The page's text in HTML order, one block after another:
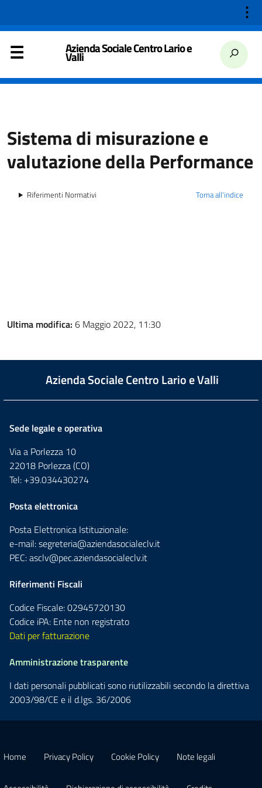
⋮
Azienda Sociale Centro Lario e
Valli
Sistema di misurazione e
valutazione della Performance
Torna all'indice
Riferimenti Normativi
Ultima modifica: 6 Maggio 2022, 11:30
Azienda Sociale Centro Lario e Valli
Sede legale e operativa
Via a Porlezza 10
22018 Porlezza (CO)
Tel: +39.034430274
Posta elettronica
Posta Elettronica Istituzionale:
e-mail:segreteria@aziendasocialeclv.it
PEC:asclv@pec.aziendasocialeclv.it
Riferimenti Fiscali
Codice Fiscale: 02945720130
Codice iPA: Ente non registrato
Dati per fatturazione
Amministrazione trasparente
I dati personali pubblicati sono riutilizzabili secondo la direttiva
2003/98/CE e il d.lgs. 36/2006
Home Privacy Policy Cookie Policy Note legali